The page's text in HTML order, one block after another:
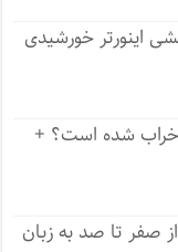
اینورتر خورشیدی
خراب شده است؟ +
صفر تا صد به زبان